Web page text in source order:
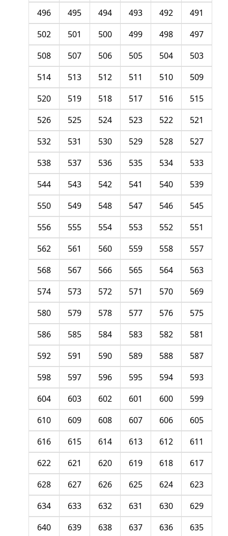
491
492
493
494
495
496
497
498
499
500
501
502
503
504
505
506
507
508
509
510
511
512
513
514
515
516
517
518
519
520
521
522
523
524
525
526
527
528
529
530
531
532
533
534
535
536
537
538
539
540
541
542
543
544
545
546
547
548
549
550
551
552
553
554
555
556
557
558
559
560
561
562
563
564
565
566
567
568
569
570
571
572
573
574
575
576
577
578
579
580
581
582
583
584
585
586
587
588
589
590
591
592
593
594
595
596
597
598
599
600
601
602
603
604
605
606
607
608
609
610
611
612
613
614
615
616
617
618
619
620
621
622
623
624
625
626
627
628
629
630
631
632
633
634
635
636
637
638
639
640